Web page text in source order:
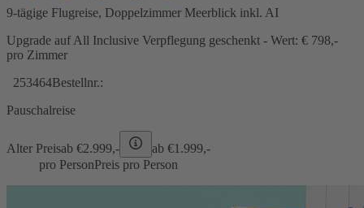
9-tägige Flugreise, Doppelzimmer Meerblick inkl. AI
Upgrade auf All Inclusive Verpflegung geschenkt - Wert: € 798,-
pro Zimmer
253464Bestellnr.:
Pauschalreise
Alter Preisab €2.999,- ab €1.999,-
pro PersonPreis pro Person